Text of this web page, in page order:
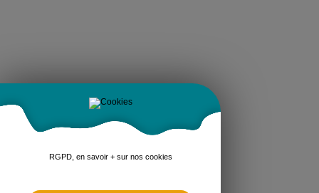
RGPD, en savoir + sur nos cookies